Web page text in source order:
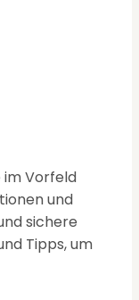
im Vorfeld
und
sichere
Tipps, um